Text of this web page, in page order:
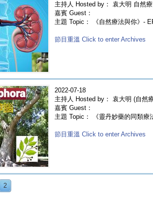
主持人 Hosted by： 袁大明 自然
嘉賓 Guest：
主題 Topic： 《自然療法與你》-
節目重溫 Click to enter Archives
2022-07-18
主持人 Hosted by： 袁大明 (自然
嘉賓 Guest：
主題 Topic： 《靈丹妙藥的同類療
節目重溫 Click to enter Archives
2